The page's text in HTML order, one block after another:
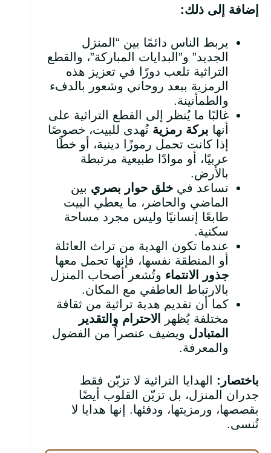
إضافة إلى ذلك:
يربط الناس دائمًا بين “المنزل
الجديد” و”البدايات المباركة”، والقطع
التراثية تلعب دورًا في تعزيز هذه
الرمزية ببعد روحاني وشعور بالدفء
والطمأنينة.
غالبًا ما يُنظر إلى القطع التراثية على
أنها بركة رمزية تُهدى للبيت، خصوصًا
إذا كانت تحمل رموزًا دينية، أو خطًا
عربيًا، أو موادًا طبيعية مرتبطة
بالأرض.
تساعد في خلق حوار بصري بين
الماضي والحاضر، ما يعطي البيت
طابعًا إنسانيًا وليس مجرد مساحة
سكنية.
عندما تكون الهدية من تراث العائلة
أو المنطقة نفسها، فإنها تحمل معها
جذور الانتماء وتُشعر أصحاب المنزل
بالارتباط العاطفي مع المكان.
كما أن تقديم هدية تراثية من ثقافة
مختلفة يُظهر
الاحترام والتقدير
المتبادل ويضيف عنصراً من الفضول
والمعرفة.
باختصار : الهدايا التراثية لا تزيّن فقط
جدران المنزل، بل تزيّن القلوب أيضًا
بقصصها، ورمزيتها، ودفئها. إنها هدايا لا
تُنسى.